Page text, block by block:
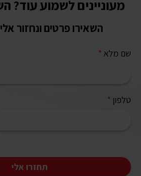
מעוניינים לשמוע עוד?
השאירו פרטים ונחזור
שם מלא *
טלפון *
תחזרו אלי